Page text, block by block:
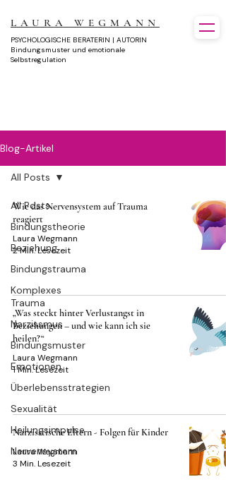
LAURA WEGMANN
PSYCHOLOGISCHE BERATERIN | AUTORIN
Bindungsmuster und emotionale
Selbstregulation
Blog-Artikel
All Posts
Bindungstheorie
Beziehung
Bindungstrauma
Komplexes
Trauma
Narzissmus
Bindungsmuster
Emotionen
Überlebensstrategien
Sexualität
Heilungsimpulse
Nervensystem
All Posts
Wie das Nervensystem auf Trauma
reagiert
Laura Wegmann
2 Min. Lesezeit
„Was steckt hinter Verlustangst in
Beziehungen – und wie kann ich sie
heilen?“
Laura Wegmann
1 Min. Lesezeit
Narzisstische Eltern - Folgen für Kinder
Laura Wegmann
3 Min. Lesezeit